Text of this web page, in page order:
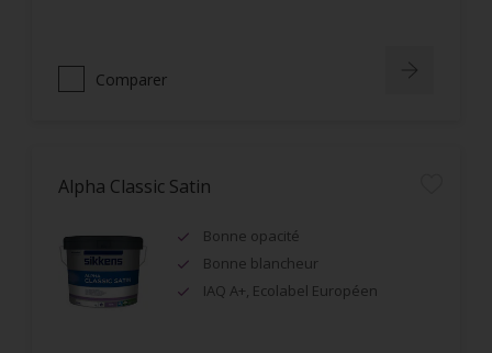
Comparer
Alpha Classic Satin
Bonne opacité
Bonne blancheur
IAQ A+, Ecolabel Européen